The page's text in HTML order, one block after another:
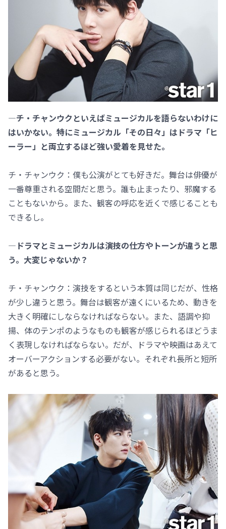
―チ・チャンウクといえばミュージカルを語らないわけに
はいかない。特にミュージカル「その日々」はドラマ「ヒ
ーラー」と両立するほど強い愛着を見せた。
チ・チャンウク：僕も公演がとても好きだ。舞台は俳優が
一番尊重される空間だと思う。誰も止まったり、邪魔する
こともないから。また、観客の呼応を近くで感じることも
できるし。
―ドラマとミュージカルは演技の仕方やトーンが違うと思
う。大変じゃないか？
チ・チャンウク：演技をするという本質は同じだが、性格
が少し違うと思う。舞台は観客が遠くにいるため、動きを
大きく明確にしならなければならない。また、語調や抑
揚、体のテンポのようなものも観客が感じられるほどうま
く表現しなければならない。だが、ドラマや映画はあえて
オーバーアクションする必要がない。それぞれ長所と短所
があると思う。